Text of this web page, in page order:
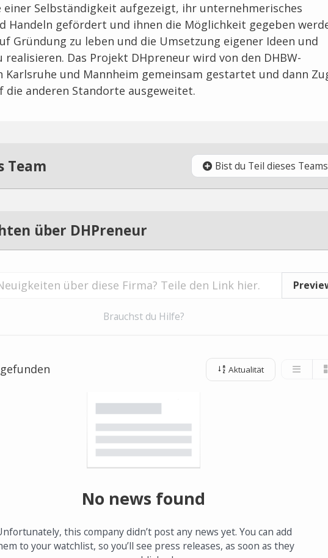
Selbständigkeit aufgezeigt, ihr unternehmerisches
Handeln gefördert und ihnen die Möglichkeit gegeben
Gründung zu leben und die Umsetzung eigener Ideen und
realisieren. Das Projekt DHpreneur wird von den DHBW-
Karlsruhe und Mannheim gemeinsam gestartet und dann
die anderen Standorte ausgeweitet.
Team Bist du Teil dieses
über DHPreneur
Brauchst du Hilfe?
Aktualität
No news found
this company didn’t post any news yet. You can add
to your watchlist, so you’ll see press releases, as soon as they